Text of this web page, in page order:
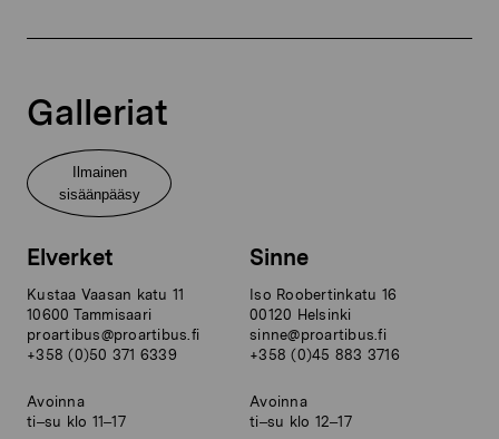
Galleriat
Ilmainen
sisäänpääsy
Elverket
Kustaa Vaasan katu 11
10600 Tammisaari
proartibus@proartibus.fi
+358 (0)50 371 6339
Avoinna
ti–su klo 11–17
Sinne
Iso Roobertinkatu 16
00120 Helsinki
sinne@proartibus.fi
+358 (0)45 883 3716
Avoinna
ti–su klo 12–17